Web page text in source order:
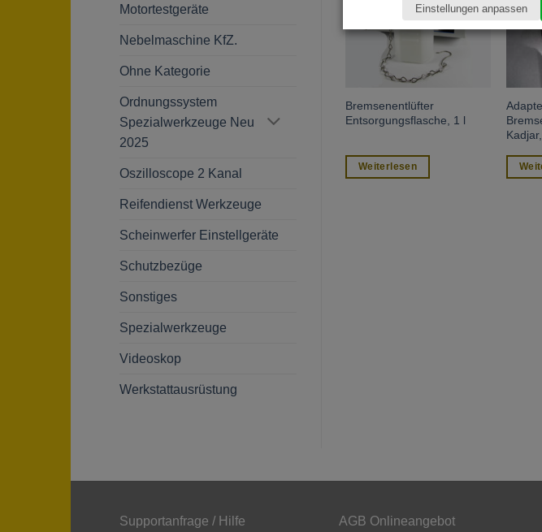
Motortestgeräte
Nebelmaschine KfZ.
Ohne Kategorie
Ordnungssystem
Spezialwerkzeuge Neu
2025
Oszilloscope 2 Kanal
Reifendienst Werkzeuge
Scheinwerfer Einstellgeräte
Schutzbezüge
Sonstiges
Spezialwerkzeuge
Videoskop
Werkstattausrüstung
Bremsenentlüfter
Entsorgungsflasche, 1 l
Weiterlesen
Werkzeug für das Testen
Bremsscheibenverschleiß
DF.18-01
Spezialmessschieber für
Weiterlesen
Supportanfrage / Hilfe AGB Onlineangebot
Einstellungen anpassen